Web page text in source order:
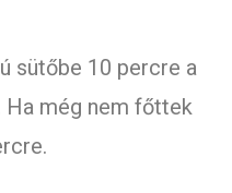
sütőbe 10 percre a
Ha még nem főttek